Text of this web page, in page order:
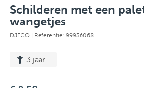
Schilderen met een
wangetjes
DJECO | Referentie: 99936068
3 jaar +